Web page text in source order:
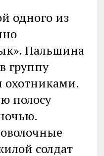
одного из
Пальшина
группу
охотниками.
полосу
солдат